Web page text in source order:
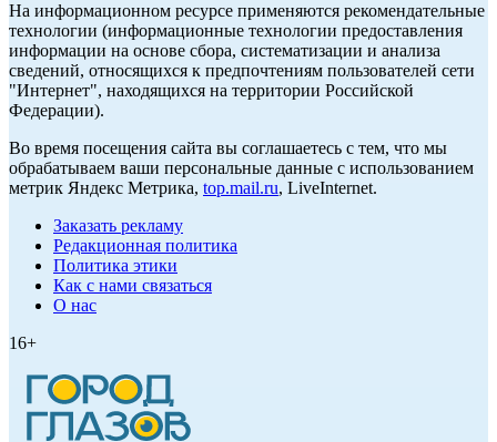
На информационном ресурсе применяются рекомендательные
технологии (информационные технологии предоставления
информации на основе сбора, систематизации и анализа
сведений, относящихся к предпочтениям пользователей сети
"Интернет", находящихся на территории Российской
Федерации).
Во время посещения сайта вы соглашаетесь с тем, что мы
обрабатываем ваши персональные данные с использованием
метрик Яндекс Метрика, top.mail.ru, LiveInternet.
Заказать рекламу
Редакционная политика
Политика этики
Как с нами связаться
О нас
16+